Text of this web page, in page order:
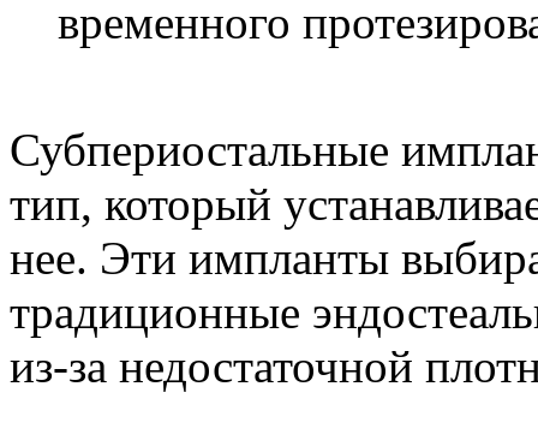
временного
Субпериостальные
тип, который
нее. Эти импланты
традиционные
из-за недостаточной